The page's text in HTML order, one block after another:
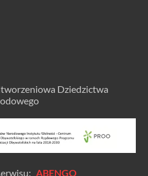
Dziedzictwa
ABENGO